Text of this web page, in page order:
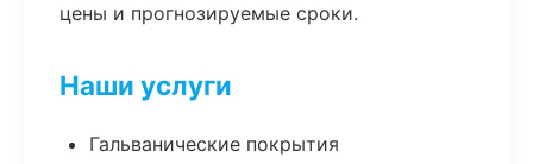
цены и прогнозируемые сроки.
Наши услуги
Гальванические покрытия